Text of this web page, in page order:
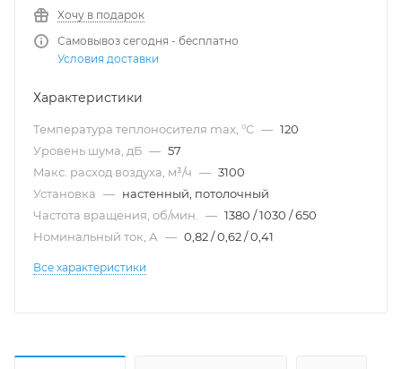
Хочу в подарок
Самовывоз сегодня - бесплатно
Условия доставки
Характеристики
Температура теплоносителя max, °C — 120
Уровень шума, дБ — 57
Maкс. расход воздуха, м³/ч — 3100
Установка — настенный, потолочный
Частота вращения, об/мин.
— 1380 / 1030 / 650
Номинальный ток, А — 0,82 / 0,62 / 0,41
Все характеристики